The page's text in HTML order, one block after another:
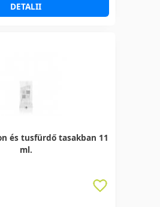
DETALII
és tusfürdő tasakban 11
ml.